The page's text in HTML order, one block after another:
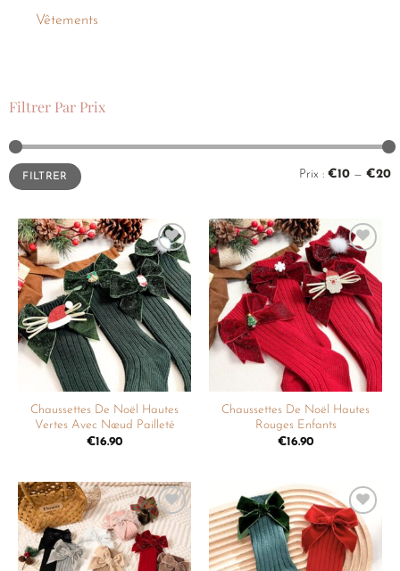
Vêtements
Filtrer Par Prix
FILTRER Prix : €10 — €20
Ajouter
à la
liste de
souhaits
Chaussettes De Noël Hautes
Vertes Avec Nœud Pailleté
€16.90
Ajouter
à la
liste de
souhaits
Chaussettes De Noël Hautes
Rouges Enfants
€16.90
Ajouter
à la
liste de
souhaits
Ajouter
à la
liste de
souhaits